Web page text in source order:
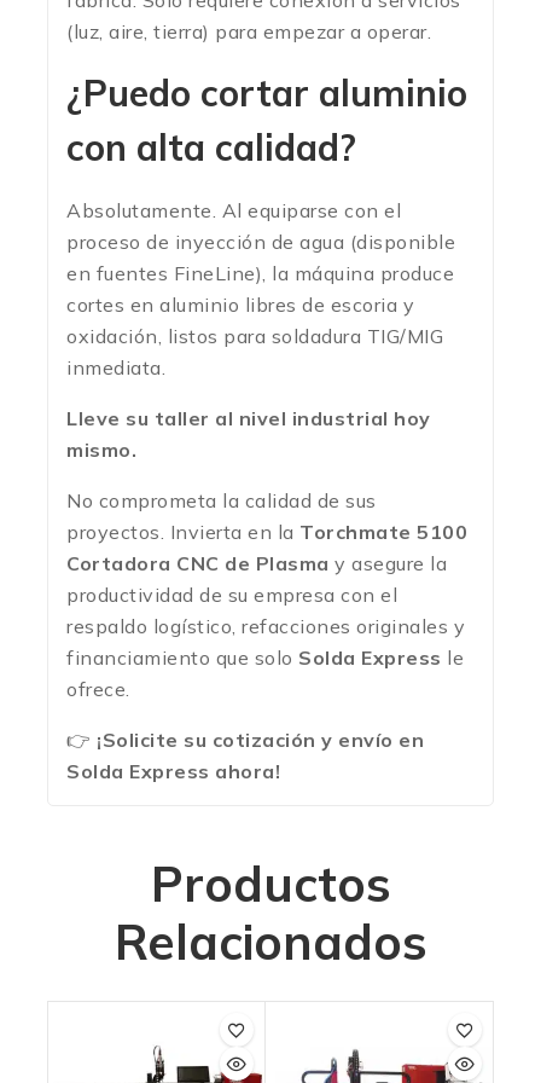
(luz, aire, tierra) para empezar a operar.
¿Puedo cortar aluminio
con alta calidad?
Absolutamente. Al equiparse con el
proceso de inyección de agua (disponible
en fuentes FineLine), la máquina produce
cortes en aluminio libres de escoria y
oxidación, listos para soldadura TIG/MIG
inmediata.
Lleve su taller al nivel industrial hoy
mismo.
No comprometa la calidad de sus
proyectos. Invierta en la Torchmate 5100
Cortadora CNC de Plasma y asegure la
productividad de su empresa con el
respaldo logístico, refacciones originales y
financiamiento que solo Solda Express le
ofrece.
👉 ¡Solicite su cotización y envío en
Solda Express ahora!
Productos
Relacionados